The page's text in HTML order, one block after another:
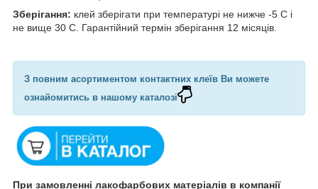
Зберігання: клей зберігати при температурі не нижче -5 С і
не вище 30 С. Гарантійний термін зберігання 12 місяців.
З повним асортиментом контактних клеїв Ви можете
ознайомитись в нашому каталозі
При замовленні лакофарбових матеріалів в компанії